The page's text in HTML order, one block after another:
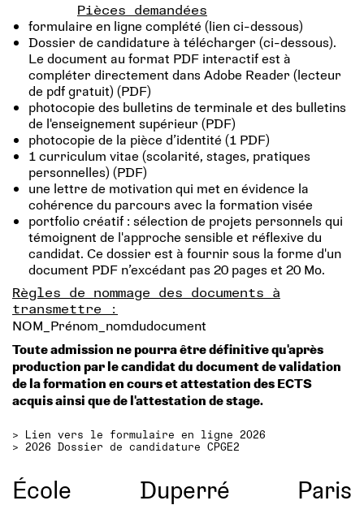
Pièces demandées
formulaire en ligne complété (lien ci-dessous)
Dossier de candidature à télécharger (ci-dessous).
Le document au format PDF interactif est à
compléter directement dans Adobe Reader (lecteur
de pdf gratuit) (PDF)
photocopie des bulletins de terminale et des bulletins
de l'enseignement supérieur (PDF)
photocopie de la pièce d’identité (1 PDF)
1 curriculum vitae (scolarité, stages, pratiques
personnelles) (PDF)
une lettre de motivation qui met en évidence la
cohérence du parcours avec la formation visée
portfolio créatif : sélection de projets personnels qui
témoignent de l'approche sensible et réflexive du
candidat. Ce dossier est à fournir sous la forme d'un
document PDF n’excédant pas 20 pages et 20 Mo.
Règles de nommage des documents à
transmettre :
NOM_Prénom_nomdudocument
Toute admission ne pourra être définitive qu'après
production par le candidat du document de validation
de la formation en cours et attestation des ECTS
acquis ainsi que de l'attestation de stage.
> Lien vers le formulaire en ligne 2026
> 2026 Dossier de candidature CPGE2
École Duperré Paris